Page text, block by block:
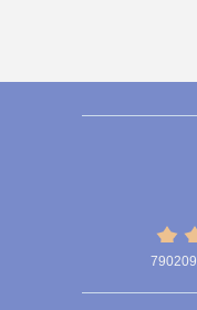
790209